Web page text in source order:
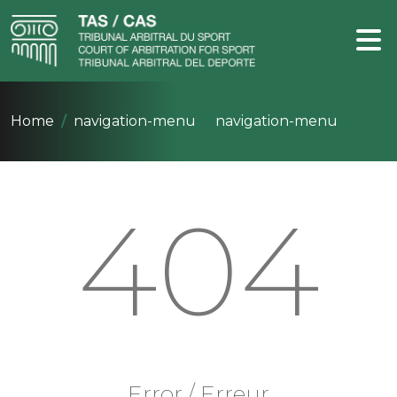
Home navigation-menu navigation-menu
404